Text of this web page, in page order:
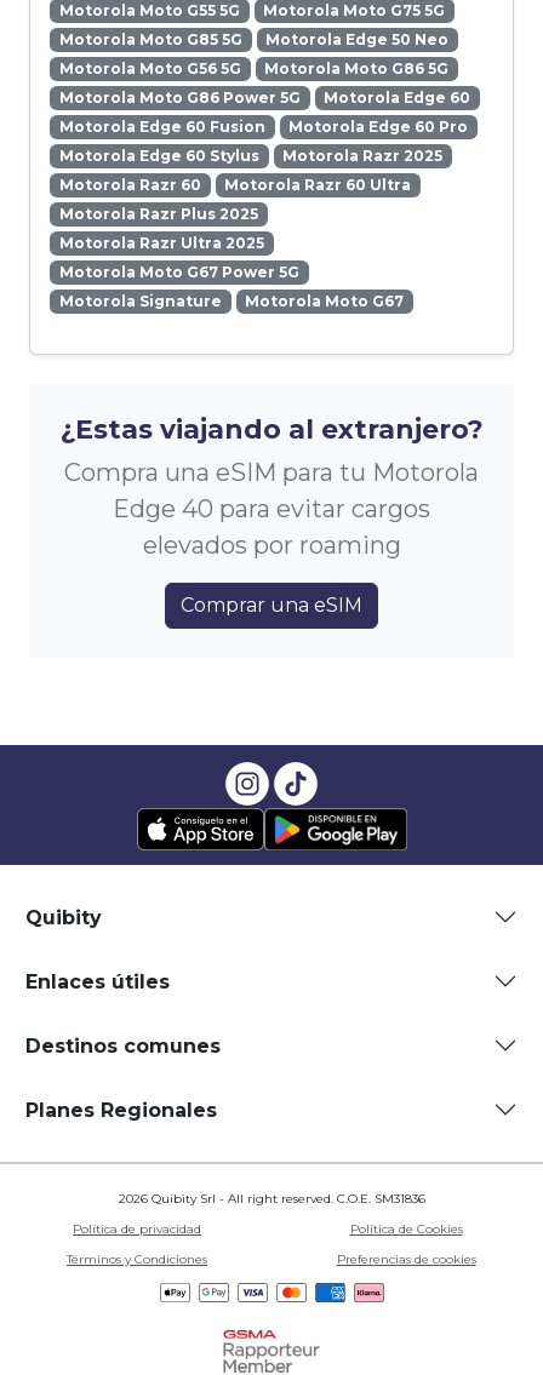
Motorola Moto G55 5G
Motorola Moto G75 5G
Motorola Moto G85 5G
Motorola Edge 50 Neo
Motorola Moto G56 5G
Motorola Moto G86 5G
Motorola Moto G86 Power 5G
Motorola Edge 60
Motorola Edge 60 Fusion
Motorola Edge 60 Pro
Motorola Edge 60 Stylus
Motorola Razr 2025
Motorola Razr 60
Motorola Razr 60 Ultra
Motorola Razr Plus 2025
Motorola Razr Ultra 2025
Motorola Moto G67 Power 5G
Motorola Signature
Motorola Moto G67
¿Estas viajando al extranjero?
Compra una eSIM para tu Motorola
Edge 40 para evitar cargos
elevados por roaming
Comprar una eSIM
Quibity
Enlaces útiles
Destinos comunes
Planes Regionales
2026 Quibity Srl - All right reserved. C.O.E. SM31836
Política de privacidad
Política de Cookies
Términos y Condiciones
Preferencias de cookies